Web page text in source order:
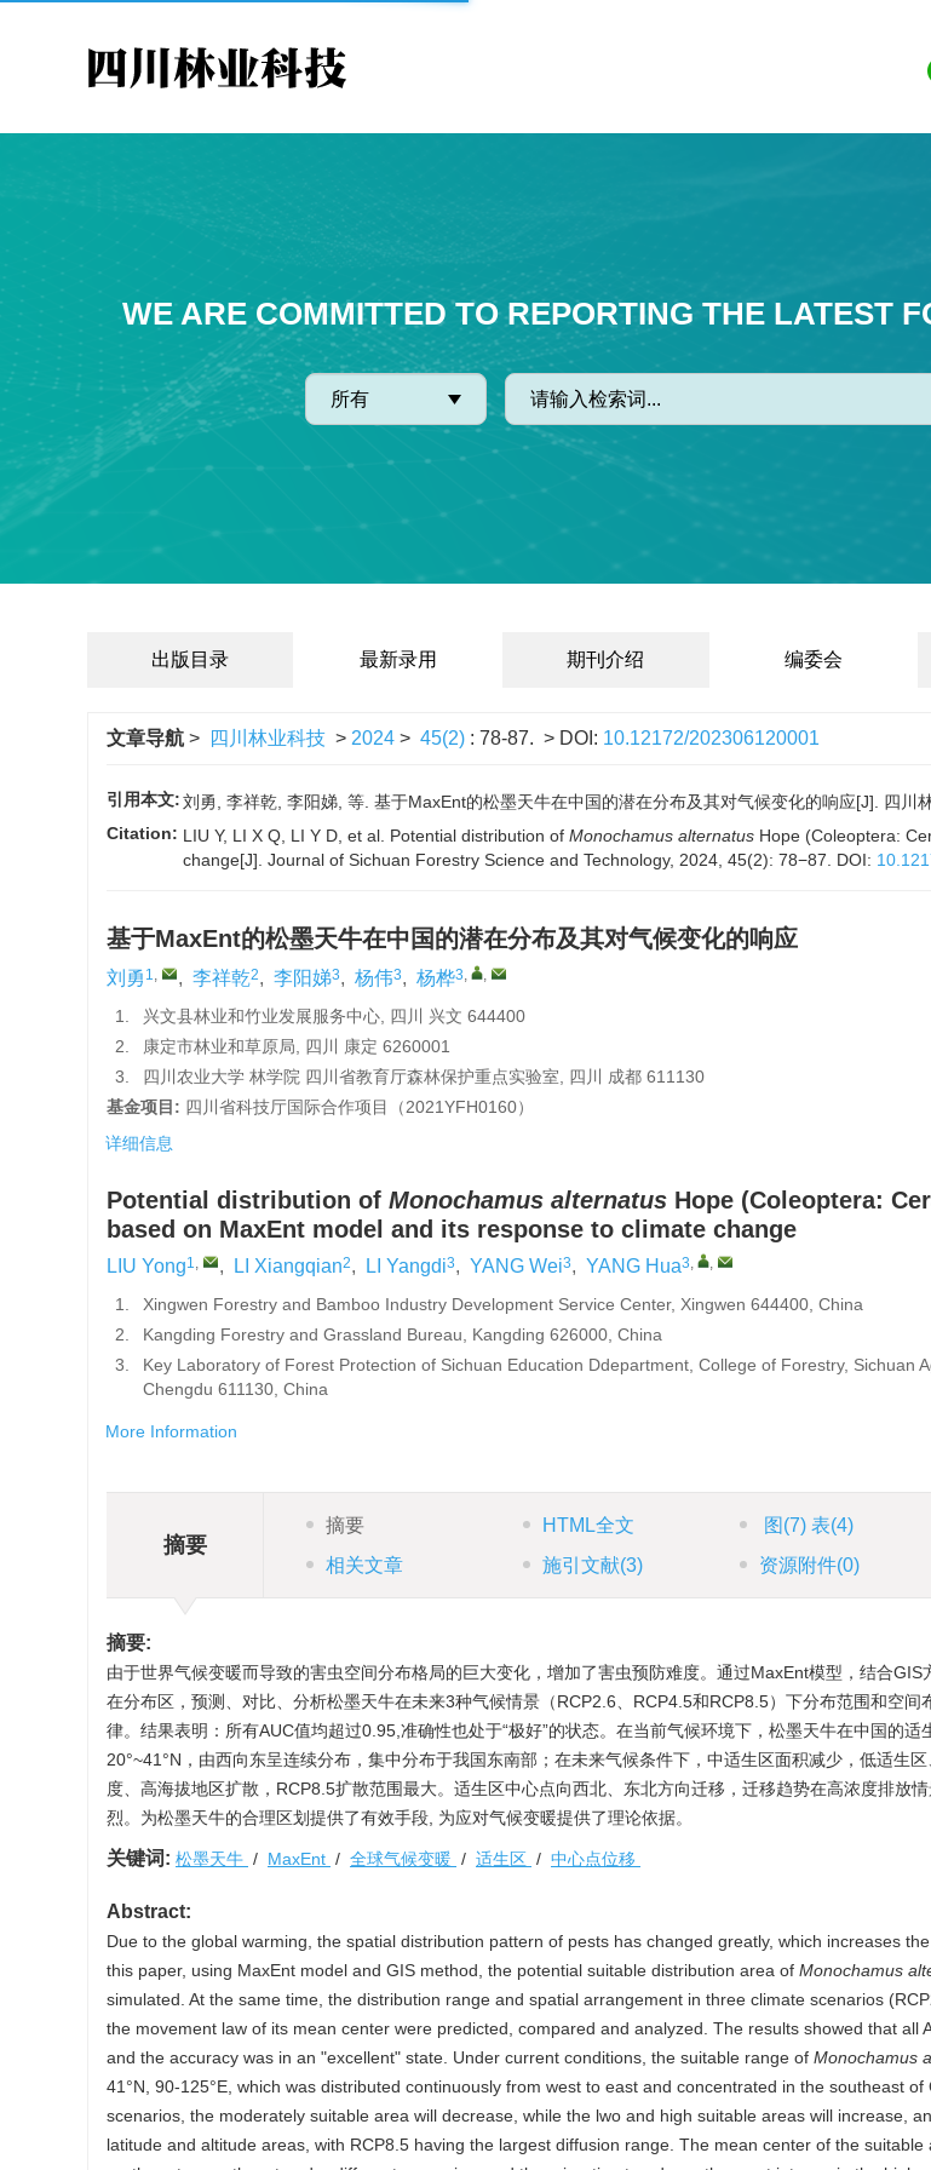
WE ARE COMMITTED TO REPORTING THE LATEST
出版目录 最新录用 期刊介绍 编委会
文章导航 > 四川林业科技 > 2024 > 45(2) : 78-87. > DOI: 10.12172/202306120001
引用本文:刘勇, 李祥乾, 李阳娣, 等. 基于MaxEnt的松墨天牛在中国的潜在分布及其对气候变化的响应[J]. 四川
Citation: LIU Y, LI X Q, LI Y D, et al. Potential distribution of Monochamus alternatus Hope (Coleoptera:
change[J]. Journal of Sichuan Forestry Science and Technology, 2024, 45(2): 78−87.
DOI:
基于MaxEnt的松墨天牛在中国的潜在分布及其对气候变化的响应
刘勇 1, , 李祥乾2, 李阳娣3, 杨伟3, 杨桦3, ,
1.
兴文县林业和竹业发展服务中心, 四川 兴文 644400
2.
康定市林业和草原局, 四川 康定 6260001
3.
四川农业大学 林学院 四川省教育厅森林保护重点实验室, 四川 成都 611130
基金项目: 四川省科技厅国际合作项目（2021YFH0160）
详细信息
Potential distribution of Monochamus alternatus Hope (Coleoptera:
based on MaxEnt model and its response to climate change
LIU Yong1, , LI Xiangqian2, LI Yangdi3, YANG Wei3, YANG Hua3, ,
1.
Xingwen Forestry and Bamboo Industry Development Service Center, Xingwen 644400, China
2.
Kangding Forestry and Grassland Bureau, Kangding 626000, China
3.
Key Laboratory of Forest Protection of Sichuan Education Ddepartment, College of Forestry, Sichuan
Chengdu 611130, China
More Information
摘要
摘要 HTML全文 图 (7) 表(4)
相关文章
施引文献(3) 资源附件(0)
摘要:
由于世界气候变暖而导致的害虫空间分布格局的巨大变化，增加了害虫预防难度。通过MaxEnt模型，结合
在分布区，预测、对比、分析松墨天牛在未来3种气候情景（RCP2.6、RCP4.5和RCP8.5）下分布范围和空间
律。结果表明：所有AUC值均超过0.95,准确性也处于“极好”的状态。在当前气候环境下，松墨天牛在中国的适
20°~41°N，由西向东呈连续分布，集中分布于我国东南部；在未来气候条件下，中适生区面积减少，低适生
度、高海拔地区扩散，RCP8.5扩散范围最大。适生区中心点向西北、东北方向迁移，迁移趋势在高浓度排放
烈。为松墨天牛的合理区划提供了有效手段, 为应对气候变暖提供了理论依据。
关键词: 松墨天牛 / MaxEnt / 全球气候变暖 / 适生区 / 中心点位移
Abstract:
Due to the global warming, the spatial distribution pattern of pests has changed greatly, which increases
this paper, using MaxEnt model and GIS method, the potential suitable distribution area of Monochamus
simulated. At the same time, the distribution range and spatial arrangement in three climate scenarios
the movement law of its mean center were predicted, compared and analyzed. The results showed that all
and the accuracy was in an "excellent" state. Under current conditions, the suitable range of Monochamus
41°N, 90-125°E, which was distributed continuously from west to east and concentrated in the southeast
scenarios, the moderately suitable area will decrease, while the lwo and high suitable areas will increase,
latitude and altitude areas, with RCP8.5 having the largest diffusion range. The mean center of the